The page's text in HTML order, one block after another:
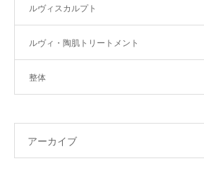
ルヴィスカルプト
ルヴィ・陶肌トリートメント
整体
アーカイブ